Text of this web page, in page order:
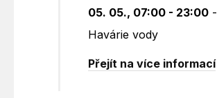
05. 05., 07:00 - 23:00 -
Havárie vody
Přejít na více informací